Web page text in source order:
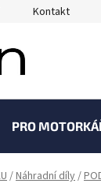
Kontakt
PRO
/Náhradní díly/